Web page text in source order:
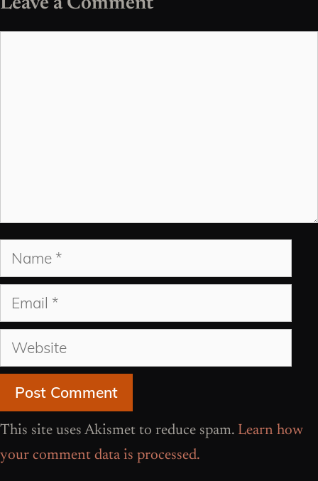
Name
Email
Website
This site uses Akismet to reduce spam. Learn how
your comment data is processed.